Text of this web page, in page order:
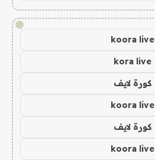
!
koora live
kora live
كورة لايف
koora live
كورة لايف
koora live